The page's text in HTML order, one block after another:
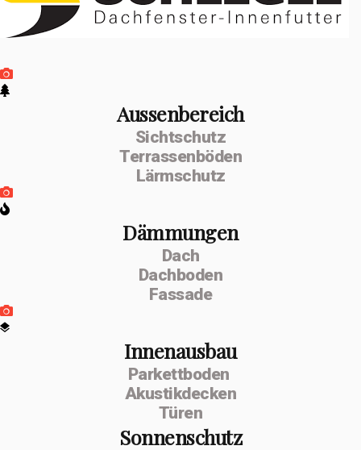
Aussenbereich
Sichtschutz
Terrassenböden
Lärmschutz
Dämmungen
Dach
Dachboden
Fassade
Innenausbau
Parkettboden
Akustikdecken
Türen
Sonnenschutz